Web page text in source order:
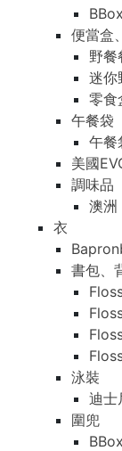
便當盒
野餐
迷你
零食
午餐袋
午餐
美國
調味品
澳洲
衣
書包、
泳裝
迪士
圍兜